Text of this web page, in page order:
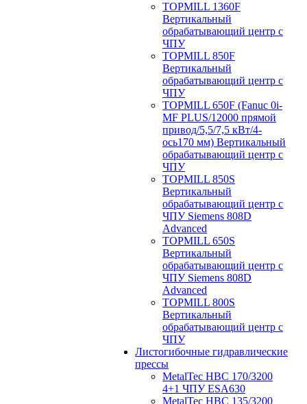
TOPMILL 1360F
Вертикальный
обрабатывающий центр с
ЧПУ
TOPMILL 850F
Вертикальный
обрабатывающий центр с
ЧПУ
TOPMILL 650F (Fanuc 0i-
MF PLUS/12000 прямой
привод/5,5/7,5 кВт/4-
ось170 мм) Вертикальный
обрабатывающий центр с
ЧПУ
TOPMILL 850S
Вертикальный
обрабатывающий центр с
ЧПУ Siemens 808D
Advanced
TOPMILL 650S
Вертикальный
обрабатывающий центр с
ЧПУ Siemens 808D
Advanced
TOPMILL 800S
Вертикальный
обрабатывающий центр с
ЧПУ
Листогибочные гидравлические
прессы
MetalTec HBС 170/3200
4+1 ЧПУ ESA630
MetalTec HBС 135/3200